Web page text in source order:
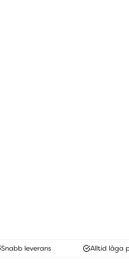
Snabb leverans Alltid låga